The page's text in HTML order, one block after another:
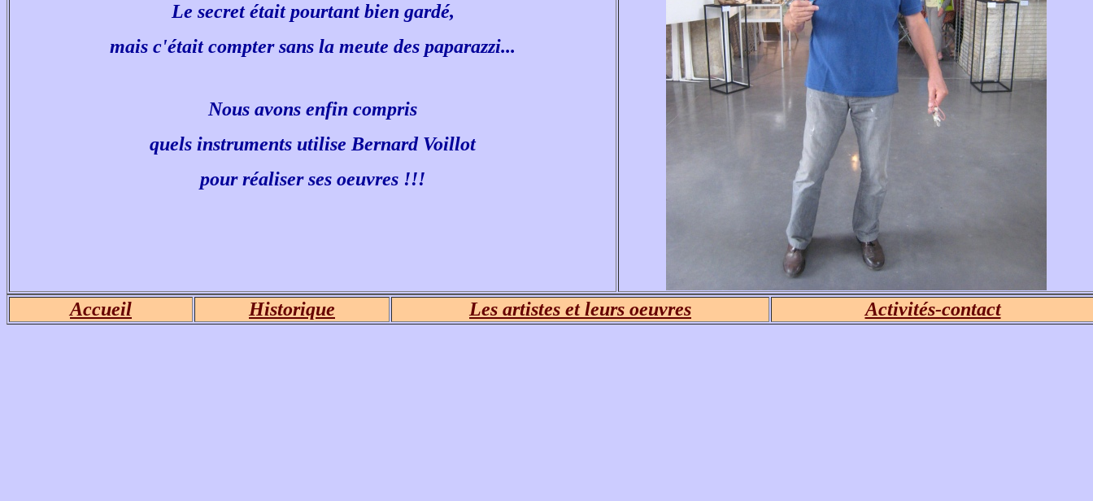
Le secret était pourtant bien gardé,
mais c'était compter sans la meute des paparazzi...
Nous avons enfin compris
quels instruments utilise Bernard Voillot
pour réaliser ses oeuvres !!!
Accueil Historique Les artistes et leurs oeuvres Activités-contact